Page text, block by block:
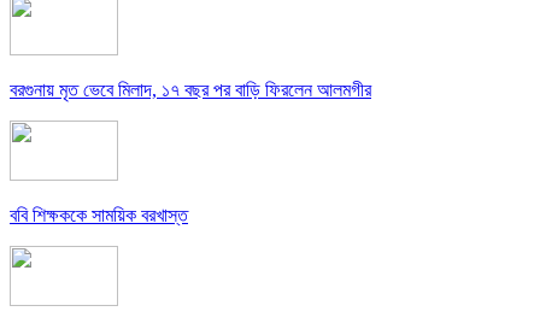
বরগুনায় মৃত ভেবে মিলাদ, ১৭ বছর পর বাড়ি ফিরলেন আলমগীর
ববি শিক্ষককে সাময়িক বরখাস্ত